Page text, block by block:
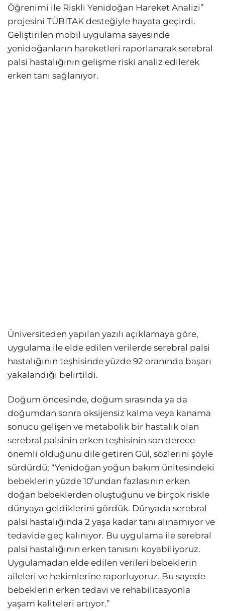
Öğrenimi ile Riskli Yenidoğan Hareket Analizi”
projesini TÜBİTAK desteğiyle hayata geçirdi.
Geliştirilen mobil uygulama sayesinde
yenidoğanların hareketleri raporlanarak serebral
palsi hastalığının gelişme riski analiz edilerek
erken tanı sağlanıyor.
Üniversiteden yapılan yazılı açıklamaya göre,
uygulama ile elde edilen verilerde serebral palsi
hastalığının teşhisinde yüzde 92 oranında başarı
yakalandığı belirtildi.
Doğum öncesinde, doğum sırasında ya da
doğumdan sonra oksijensiz kalma veya kanama
sonucu gelişen ve metabolik bir hastalık olan
serebral palsinin erken teşhisinin son derece
önemli olduğunu dile getiren Gül, sözlerini şöyle
sürdürdü; “Yenidoğan yoğun bakım ünitesindeki
bebeklerin yüzde 10’undan fazlasının erken
doğan bebeklerden oluştuğunu ve birçok riskle
dünyaya geldiklerini gördük. Dünyada serebral
palsi hastalığında 2 yaşa kadar tanı alınamıyor ve
tedavide geç kalınıyor. Bu uygulama ile serebral
palsi hastalığının erken tanısını koyabiliyoruz.
Uygulamadan elde edilen verileri bebeklerin
aileleri ve hekimlerine raporluyoruz. Bu sayede
bebeklerin erken tedavi ve rehabilitasyonla
yaşam kaliteleri artıyor.”